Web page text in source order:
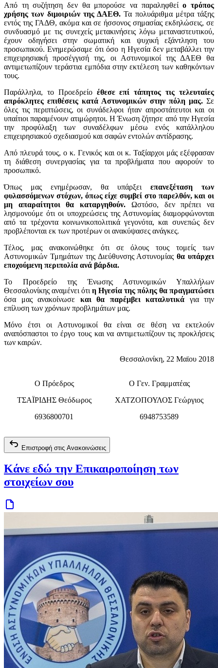
Από τη συζήτηση δεν θα μπορούσε να παραληφθείο τρόπος
χρήσης των διμοιριών της ΔΑΕΘ.Τα πολυάριθμα μέτρα τάξης
εντός της ΓΑΔΘ, ακόμα και σε ήσσονος σημασίας εκδηλώσεις, σε
συνδυασμό με τις συνεχείς μετακινήσεις λόγω μεταναστευτικού,
έχουν οδηγήσει στην σωματική και ψυχική εξάντληση του
προσωπικού. Ενημερώσαμε ότι όσο η Ηγεσία δεν μεταβάλλει την
επιχειρησιακή προσέγγισή της, οι Αστυνομικοί της ΔΑΕΘ θα
αντιμετωπίζουν τεράστια εμπόδια στην εκτέλεση των καθηκόντων
τους.
Παράλληλα, το Προεδρείο έθεσε επί τάπητος τις τελευταίες
απρόκλητες επιθέσεις κατά Αστυνομικών στην πόλη μας. Σε
όλες τις περιπτώσεις, οι συνάδελφοι ήταν απροστάτευτοι και οι
υπαίτιοι παραμένουν ατιμώρητοι. Η Ένωση ζήτησε από την Ηγεσία
την προφύλαξη των συναδέλφων μέσω ενός κατάλληλου
επιχειρησιακού σχεδιασμού και σαφών εντολών αντίδρασης.
Από πλευρά τους, ο κ. Γενικός και οι κ. Ταξίαρχοι μάς εξέφρασαν
τη διάθεση συνεργασίας για τα προβλήματα που αφορούν το
προσωπικό.
Όπως μας ενημέρωσαν, θα υπάρξει επανεξέταση των
φυλασσόμενων στόχων, όπως είχε συμβεί στο παρελθόν, και οι
μη απαραίτητοι θα καταργηθούν. Ωστόσο, δεν πρέπει να
λησμονούμε ότι οι υποχρεώσεις της Αστυνομίας διαμορφώνονται
από τα τρέχοντα κοινωνικοπολιτικά γεγονότα, και συνεπώς δεν
προβλέπονται εκ των προτέρων οι ανακύψασες ανάγκες.
Τέλος, μας ανακοινώθηκε ότι σε όλους τους τομείς των
Αστυνομικών Τμημάτων της Διεύθυνσης Αστυνομίαςθα υπάρχει
εποχούμενη περιπολία ανά βάρδια.
Το Προεδρείο της Ένωσης Αστυνομικών Υπαλλήλων
Θεσσαλονίκης αναμένει ότι η Ηγεσία της πόλης θα πραγματώσει
όσα μας ανακοίνωσε και θα παρέμβει καταλυτικά για την
επίλυση των χρόνιων προβλημάτων μας.
Μόνο έτσι οι Αστυνομικοί θα είναι σε θέση να εκτελούν
αναπόσπαστοι το έργο τους και να αντιμετωπίζουν τις προκλήσεις
των καιρών.
Θεσσαλονίκη, 22 Μαϊου 2018
Ο Πρόεδρος
ΤΣΑΪΡΙΔΗΣ Θεόδωρος
6936800701
Ο Γεν. Γραμματέας
ΧΑΤΖΟΠΟΥΛΟΣ Γεώργιος
6948753589
Επιστροφή στις Ανακοινώσεις
Κάνε εδώ την Επικαιροποίηση των
στοιχείων σου